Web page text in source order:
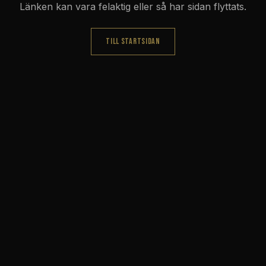
Länken kan vara felaktig eller så har sidan flyttats.
TILL STARTSIDAN